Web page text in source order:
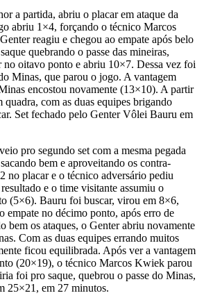
a partida, abriu o placar em ataque da
abriu 1×4, forçando o técnico Marcos
reagiu e chegou ao empate após belo
quebrando o passe das mineiras,
no oitavo ponto e abriu 10×7. Dessa vez foi
Minas, que parou o jogo. A vantagem
encostou novamente (13×10). A partir
com as duas equipes brigando
Set fechado pelo Genter Vôlei Bauru em
pro segundo set com a mesma pegada
bem e aproveitando os contra-
no placar e o técnico adversário pediu
e o time visitante assumiu o
(5×6). Bauru foi buscar, virou em 8×6,
empate no décimo ponto, após erro de
bem os ataques, o Genter abriu novamente
Com as duas equipes errando muitos
ficou equilibrada. Após ver a vantagem
(20×19), o técnico Marcos Kwiek parou
foi pro saque, quebrou o passe do Minas,
25×21, em 27 minutos.